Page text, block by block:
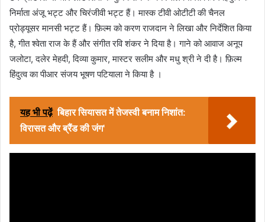
निर्माता अंजू भट्ट और चिरंजीवी भट्ट हैं। मास्क टीवी ओटीटी की चैनल
प्रोड्यूसर मानसी भट्ट हैं। फ़िल्म को करण राजदान ने लिखा और निर्देशित किया
है, गीत श्वेता राज के हैं और संगीत रवि शंकर ने दिया है। गाने को आवाज अनूप
जलोटा, दलेर मेहदी, दिव्या कुमार, मास्टर सलीम और मधु श्री ने दी है। फ़िल्म
हिंदुत्व का पीआर संजय भूषण पटियाला ने किया है ।
यह भी पढ़ें बिहार सियासत में तेजस्वी बनाम निशांत:
विरासत और ब्रैंड की जंग'